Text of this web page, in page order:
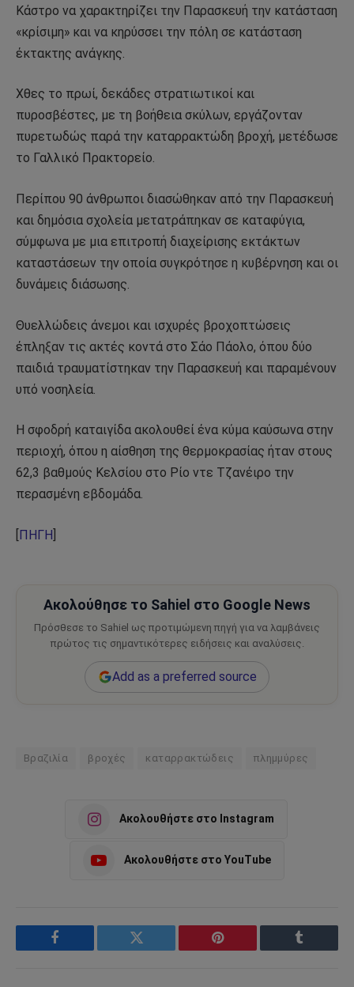
Κάστρο να χαρακτηρίζει την Παρασκευή την κατάσταση
«κρίσιμη» και να κηρύσσει την πόλη σε κατάσταση
έκτακτης ανάγκης.
Χθες το πρωί, δεκάδες στρατιωτικοί και
πυροσβέστες, με τη βοήθεια σκύλων, εργάζονταν
πυρετωδώς παρά την καταρρακτώδη βροχή, μετέδωσε
το Γαλλικό Πρακτορείο.
Περίπου 90 άνθρωποι διασώθηκαν από την Παρασκευή
και δημόσια σχολεία μετατράπηκαν σε καταφύγια,
σύμφωνα με μια επιτροπή διαχείρισης εκτάκτων
καταστάσεων την οποία συγκρότησε η κυβέρνηση και οι
δυνάμεις διάσωσης.
Θυελλώδεις άνεμοι και ισχυρές βροχοπτώσεις
έπληξαν τις ακτές κοντά στο Σάο Πάολο, όπου δύο
παιδιά τραυματίστηκαν την Παρασκευή και παραμένουν
υπό νοσηλεία.
Η σφοδρή καταιγίδα ακολουθεί ένα κύμα καύσωνα στην
περιοχή, όπου η αίσθηση της θερμοκρασίας ήταν στους
62,3 βαθμούς Κελσίου στο Ρίο ντε Τζανέιρο την
περασμένη εβδομάδα.
ΠΗΓΗ
Ακολούθησε το Sahiel στο Google News
Πρόσθεσε το Sahiel ως προτιμώμενη πηγή για να λαμβάνεις
πρώτος τις σημαντικότερες ειδήσεις και αναλύσεις.
Add as a preferred source
Βραζιλία βροχές καταρρακτώδεις πλημμύρες
Ακολουθήστε στο Instagram
Ακολουθήστε στο YouTube
Facebook Twitter Pinterest Tumblr